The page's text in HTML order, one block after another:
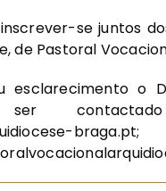
se juntos
de Pastoral
esclarecimento o
ser
braga.pt;